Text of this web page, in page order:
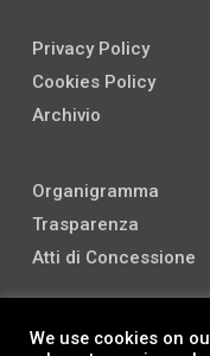
Privacy Policy
Cookies Policy
Archivio
Organigramma
Trasparenza
Atti di Concessione
We use cookies on